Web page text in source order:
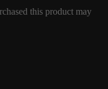
this product may